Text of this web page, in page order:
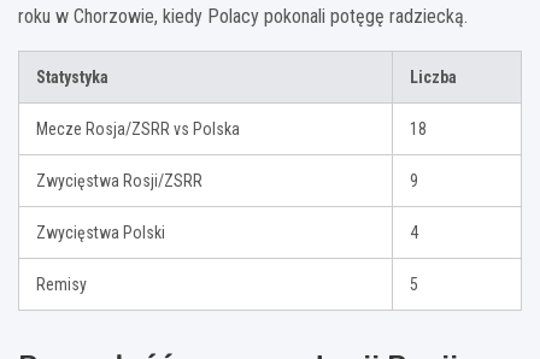
roku w Chorzowie, kiedy Polacy pokonali potęgę radziecką.
Statystyka Liczba
Mecze Rosja/ZSRR vs Polska 18
Zwycięstwa Rosji/ZSRR 9
Zwycięstwa Polski 4
Remisy 5